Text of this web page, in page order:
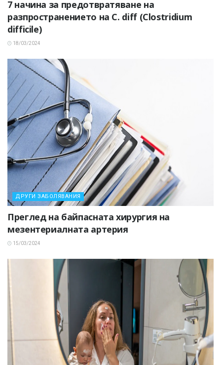
7 начина за предотвратяване на
разпространението на C. diff (Clostridium
difficile)
18/03/2024
ДРУГИ ЗАБОЛЯВАНИЯ
Преглед на байпасната хирургия на
мезентериалната артерия
15/03/2024